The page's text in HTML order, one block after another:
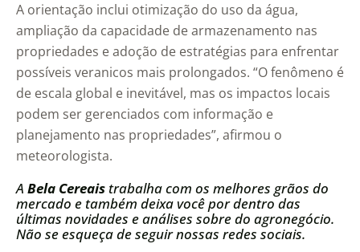
A orientação inclui otimização do uso da água,
ampliação da capacidade de armazenamento nas
propriedades e adoção de estratégias para enfrentar
possíveis veranicos mais prolongados. “O fenômeno é
de escala global e inevitável, mas os impactos locais
podem ser gerenciados com informação e
planejamento nas propriedades”, afirmou o
meteorologista.
A Bela Cereais trabalha com os melhores grãos do
mercado e também deixa você por dentro das
últimas novidades e análises sobre do agronegócio.
Não se esqueça de seguir nossas redes sociais.